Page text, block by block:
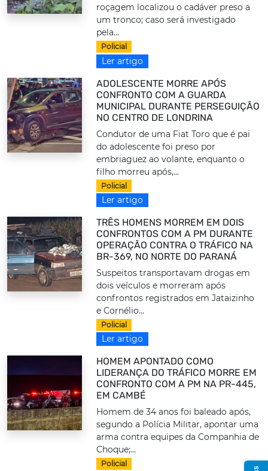
roçagem localizou o cadáver preso a
um tronco; caso será investigado
pela...
Policial
Ler artigo
ADOLESCENTE MORRE APÓS
CONFRONTO COM A GUARDA
MUNICIPAL DURANTE PERSEGUIÇÃO
NO CENTRO DE LONDRINA
Condutor de uma Fiat Toro que é pai
do adolescente foi preso por
embriaguez ao volante, enquanto o
filho morreu após,...
Policial
Ler artigo
TRÊS HOMENS MORREM EM DOIS
CONFRONTOS COM A PM DURANTE
OPERAÇÃO CONTRA O TRÁFICO NA
BR-369, NO NORTE DO PARANÁ
Suspeitos transportavam drogas em
dois veículos e morreram após
confrontos registrados em Jataizinho
e Cornélio...
Policial
Ler artigo
HOMEM APONTADO COMO
LIDERANÇA DO TRÁFICO MORRE EM
CONFRONTO COM A PM NA PR-445,
EM CAMBÉ
Homem de 34 anos foi baleado após,
segundo a Polícia Militar, apontar uma
arma contra equipes da Companhia de
Choque;...
Policial